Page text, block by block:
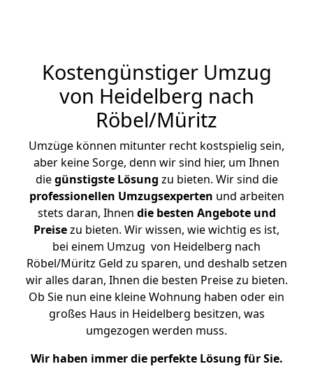
Kostengünstiger Umzug
von Heidelberg nach
Röbel/Müritz
Umzüge können mitunter recht kostspielig sein,
aber keine Sorge, denn wir sind hier, um Ihnen
diegünstigste Lösung zu bieten. Wir sind die
professionellen Umzugsexperten und arbeiten
stets daran, Ihnen die besten Angebote und
Preisezu bieten. Wir wissen, wie wichtig es ist,
bei einem Umzug von Heidelberg nach
Röbel/Müritz Geld zu sparen, und deshalb setzen
wir alles daran, Ihnen die besten Preise zu bieten.
Ob Sie nun eine kleine Wohnung haben oder ein
großes Haus in Heidelberg besitzen, was
umgezogen werden muss.
Wir haben immer die perfekte Lösung für Sie.